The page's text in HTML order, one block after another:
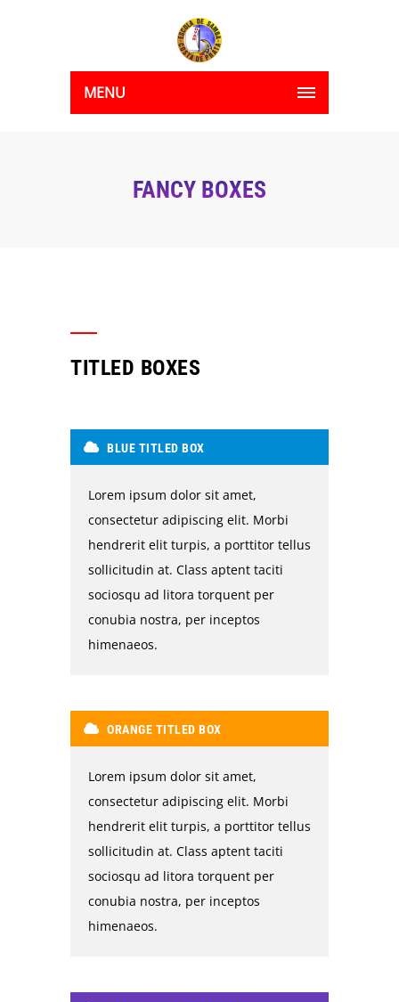
MENU
FANCY BOXES
TITLED BOXES
BLUE TITLED BOX
Lorem ipsum dolor sit amet,
consectetur adipiscing elit. Morbi
hendrerit elit turpis, a porttitor tellus
sollicitudin at. Class aptent taciti
sociosqu ad litora torquent per
conubia nostra, per inceptos
himenaeos.
ORANGE TITLED BOX
Lorem ipsum dolor sit amet,
consectetur adipiscing elit. Morbi
hendrerit elit turpis, a porttitor tellus
sollicitudin at. Class aptent taciti
sociosqu ad litora torquent per
conubia nostra, per inceptos
himenaeos.